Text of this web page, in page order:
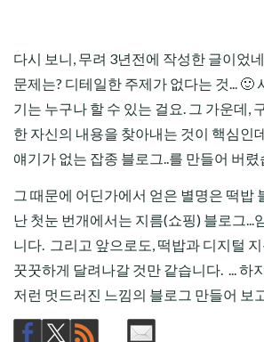
다시 보니, 무려 3년전에 작성한 글이었
문제는? 디테일한 주제가 없다는 것... 🙂
기는 누구나 할 수 있는 걸요. 그 가운데,
한 자신의 내용을 찾아내는 것이 핵심인
얘기가 없는 잡종 블로그..를 만들어 버렸
그 때문에 어딘가에서 얻은 별명은 떡밥
난 첫눈 번개에서는 지름(쇼핑) 블로그...
니다. 그리고 앞으로도, 떡밥과 디지털
꿋꿋하게 달려나갈 것만 같습니다. ... 하
저런 멋드러진 느낌의 블로그 만들어 보